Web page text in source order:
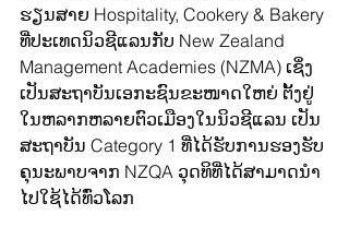
ຮຽນສາຍ Hospitality, Cookery & Bakery
ທີ່ປະເທດນິວຊີແລນກັບ New Zealand
Management Academies (NZMA) ເຊິ່ງ
ເປັນສະຖາບັນເອກະຊົນຂະໜາດໃຫຍ່ ຕັ້ງຢູ່
ໃນຫລາກຫລາຍຕົວເມືອງໃນນິວຊີແລນ ເປັນ
ສະຖາບັນ Category 1 ທີ່ໄດ້ຮັບການຮອງຮັບ
ຄຸນະພາບຈາກ NZQA ວຸດທິທີ່ໄດ້ສາມາດນຳ
ໄປໃຊ້ໄດ້ທົ່ວໂລກ